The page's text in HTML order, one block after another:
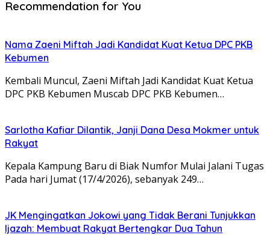
Recommendation for You
Nama Zaeni Miftah Jadi Kandidat Kuat Ketua DPC PKB
Kebumen
Kembali Muncul, Zaeni Miftah Jadi Kandidat Kuat Ketua
DPC PKB Kebumen Muscab DPC PKB Kebumen…
Sarlotha Kafiar Dilantik, Janji Dana Desa Mokmer untuk
Rakyat
Kepala Kampung Baru di Biak Numfor Mulai Jalani Tugas
Pada hari Jumat (17/4/2026), sebanyak 249…
JK Mengingatkan Jokowi yang Tidak Berani Tunjukkan
Ijazah: Membuat Rakyat Bertengkar Dua Tahun